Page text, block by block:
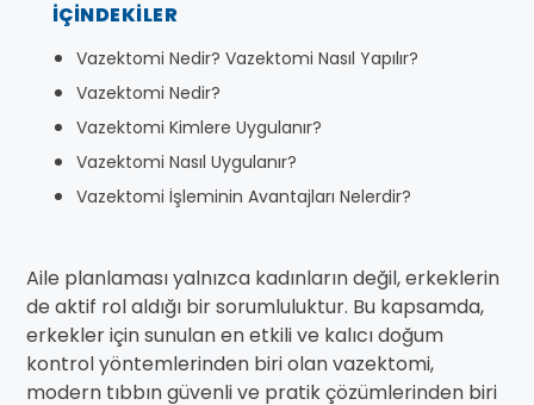
İÇINDEKILER
Vazektomi Nedir? Vazektomi Nasıl Yapılır?
Vazektomi Nedir?
Vazektomi Kimlere Uygulanır?
Vazektomi Nasıl Uygulanır?
Vazektomi İşleminin Avantajları Nelerdir?
Aile planlaması yalnızca kadınların değil, erkeklerin
de aktif rol aldığı bir sorumluluktur. Bu kapsamda,
erkekler için sunulan en etkili ve kalıcı doğum
kontrol yöntemlerinden biri olan vazektomi,
modern tıbbın güvenli ve pratik çözümlerinden biri